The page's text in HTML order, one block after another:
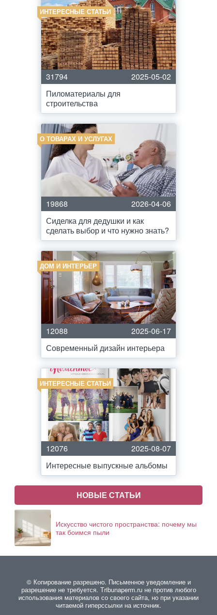
ИНТЕРЕСНЫЕ СТАТЬИ
31794
2025-05-02
Пиломатериалы для
строительства
О ТОВАРАХ И УСЛУГАХ
19868
2026-04-06
Сиделка для дедушки и как
сделать выбор и что нужно знать?
ДОМ И ИНТЕРЬЕР
12088
2025-06-17
Современный дизайн интерьера
ИНТЕРЕСНЫЕ СТАТЬИ
12076
2025-08-07
Интересные выпускные альбомы
НОВЫЕ СТАТЬИ
Искусство чистого пространства: почему мы
так боимся пыли
© Копирование разрешено. Письменное уведомление и
разрешение не требуется. Тribunaperm.ru не против любого
использования материалов со своего сайта, но при указании
читаемой гиперссылки на источник.